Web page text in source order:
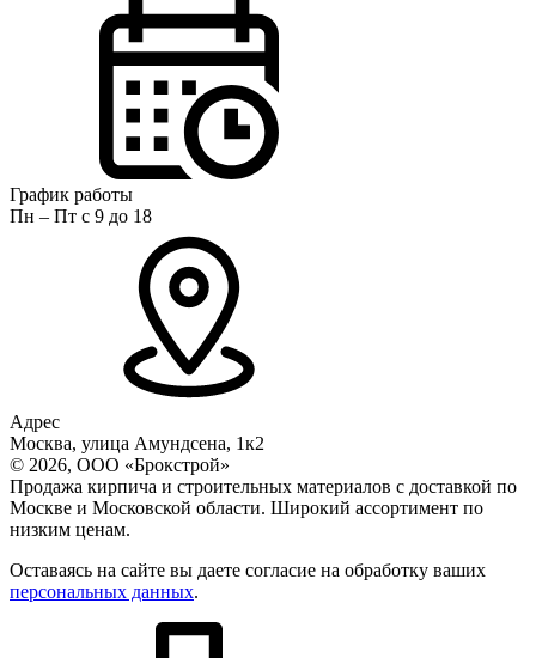
График работы
Пн – Пт с 9 до 18
Адрес
Москва, улица Амундсена, 1к2
© 2026, ООО «Брокстрой»
Продажа кирпича и строительных материалов с доставкой по
Москве и Московской области. Широкий ассортимент по
низким ценам.
Оставаясь на сайте вы даете согласие на обработку ваших
персональных данных.